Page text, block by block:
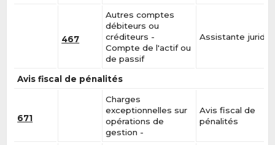
467
Autres comptes
débiteurs ou
créditeurs -
Compte de l'actif ou
de passif
Assistante
Avis fiscal de pénalités
671
Charges
exceptionnelles sur
opérations de
gestion -
Avis fiscal de
pénalités